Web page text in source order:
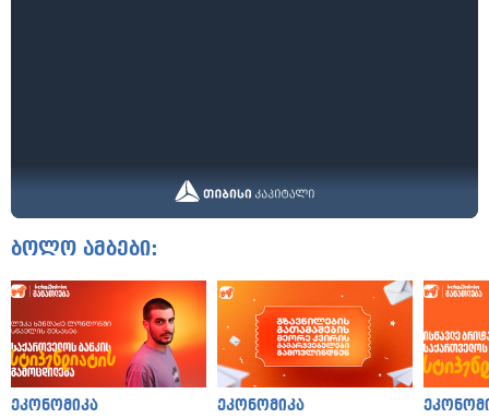
ბოლო ამბები:
ეკონომიკა ეკონომიკა